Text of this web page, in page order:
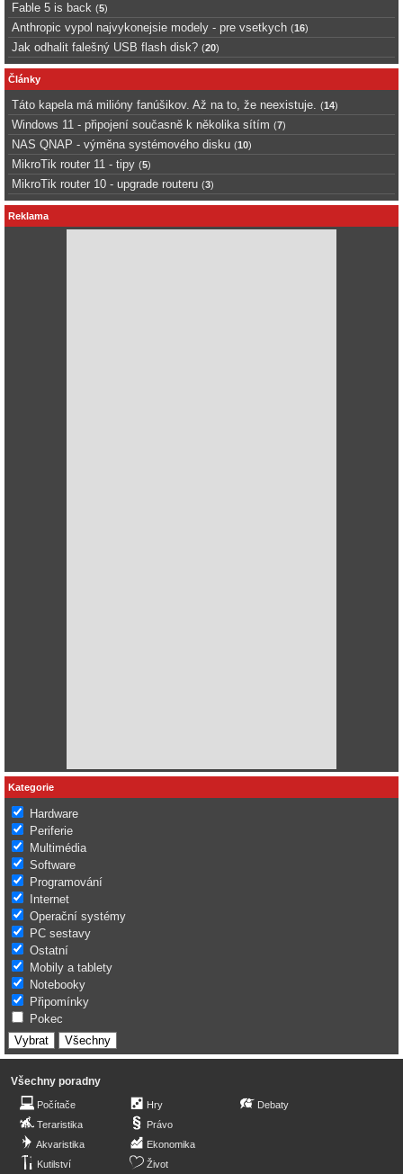
Fable 5 is back (5)
Anthropic vypol najvykonejsie modely - pre vsetkych (16)
Jak odhalit falešný USB flash disk? (20)
Články
Táto kapela má milióny fanúšikov. Až na to, že neexistuje. (14)
Windows 11 - připojení současně k několika sítím (7)
NAS QNAP - výměna systémového disku (10)
MikroTik router 11 - tipy (5)
MikroTik router 10 - upgrade routeru (3)
Reklama
Kategorie
Hardware
Periferie
Multimédia
Software
Programování
Internet
Operační systémy
PC sestavy
Ostatní
Mobily a tablety
Notebooky
Připomínky
Pokec
Všechny poradny
Počítače
Teraristika
Akvaristika
Kutilství
Hry
Právo
Ekonomika
Život
Debaty